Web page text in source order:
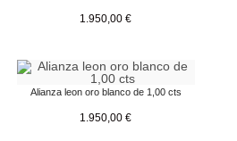
1.950,00€
Alianza leon oro blanco de 1,00 cts
1.950,00€